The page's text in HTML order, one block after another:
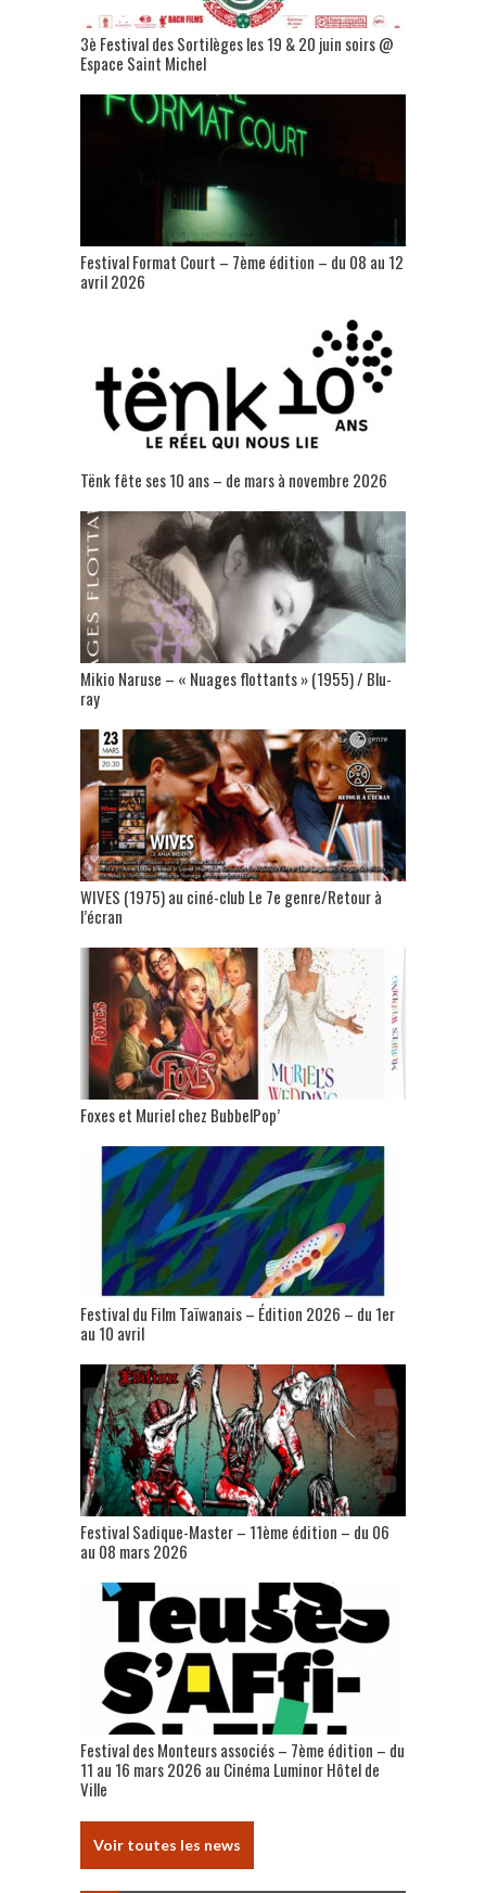
3è Festival des Sortilèges les 19 & 20 juin soirs @
Espace Saint Michel
Festival Format Court – 7ème édition – du 08 au 12
avril 2026
Tënk fête ses 10 ans – de mars à novembre 2026
Mikio Naruse – « Nuages flottants » (1955) / Blu-
ray
WIVES (1975) au ciné-club Le 7e genre/Retour à
l’écran
Foxes et Muriel chez BubbelPop’
Festival du Film Taïwanais – Édition 2026 – du 1er
au 10 avril
Festival Sadique-Master – 11ème édition – du 06
au 08 mars 2026
Festival des Monteurs associés – 7ème édition – du
11 au 16 mars 2026 au Cinéma Luminor Hôtel de
Ville
Voir toutes les news